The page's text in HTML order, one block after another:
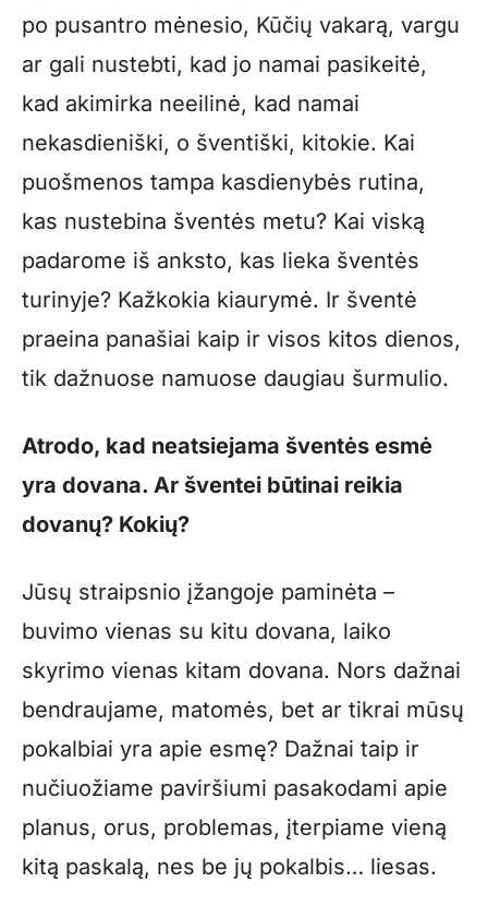
po pusantro mėnesio, Kūčių vakarą, vargu
ar gali nustebti, kad jo namai pasikeitė,
kad akimirka neeilinė, kad namai
nekasdieniški, o šventiški, kitokie. Kai
puošmenos tampa kasdienybės rutina,
kas nustebina šventės metu? Kai viską
padarome iš anksto, kas lieka šventės
turinyje? Kažkokia kiaurymė. Ir šventė
praeina panašiai kaip ir visos kitos dienos,
tik dažnuose namuose daugiau šurmulio.
Atrodo, kad neatsiejama šventės esmė
yra dovana. Ar šventei būtinai reikia
dovanų? Kokių?
Jūsų straipsnio įžangoje paminėta –
buvimo vienas su kitu dovana, laiko
skyrimo vienas kitam dovana. Nors dažnai
bendraujame, matomės, bet ar tikrai mūsų
pokalbiai yra apie esmę? Dažnai taip ir
nučiuožiame paviršiumi pasakodami apie
planus, orus, problemas, įterpiame vieną
kitą paskalą, nes be jų pokalbis… liesas.